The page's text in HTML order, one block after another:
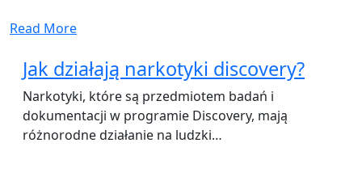
Read More
Jak działają narkotyki discovery?
Narkotyki, które są przedmiotem badań i
dokumentacji w programie Discovery, mają
różnorodne działanie na ludzki…